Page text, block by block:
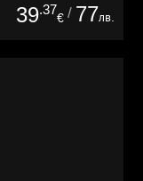
39.37
€ / 77лв.